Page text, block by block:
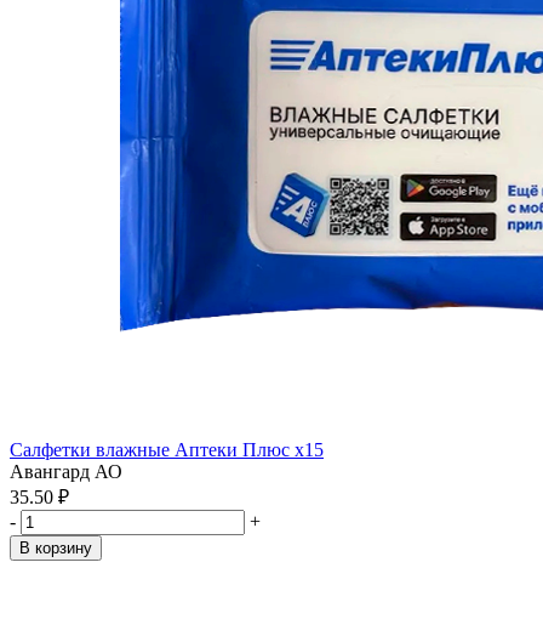
Салфетки влажные Аптеки Плюс x15
Авангард АО
35.50 ₽
-
+
В корзину